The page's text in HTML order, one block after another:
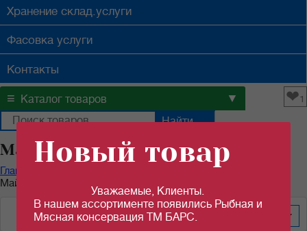
Хранение склад.услуги
Фасовка услуги
Контакты
≡ Каталог товаров ▼ ❤1
Майонез оптом в Самаре
Главная Соусы, майонезы, уксус
Майонез
По дате добавления
Новый товар
Уважаемые, Клиенты.
В нашем ассортименте появились Рыбная и
Мясная консервация ТМ БАРС.